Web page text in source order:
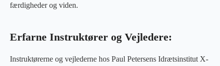
færdigheder og viden.
Erfarne Instruktører og Vejledere:
Instruktørerne og vejlederne hos Paul Petersens Idrætsinstitut X-